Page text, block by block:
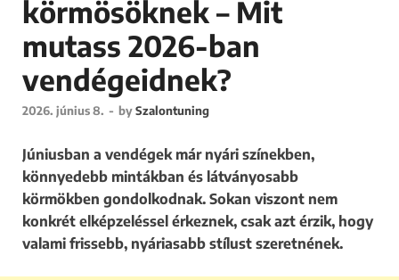
körmösöknek – Mit
mutass 2026-ban
vendégeidnek?
2026. június 8. - bySzalontuning
Júniusban a vendégek már nyári színekben,
könnyedebb mintákban és látványosabb
körmökben gondolkodnak. Sokan viszont nem
konkrét elképzeléssel érkeznek, csak azt érzik, hogy
valami frissebb, nyáriasabb stílust szeretnének.